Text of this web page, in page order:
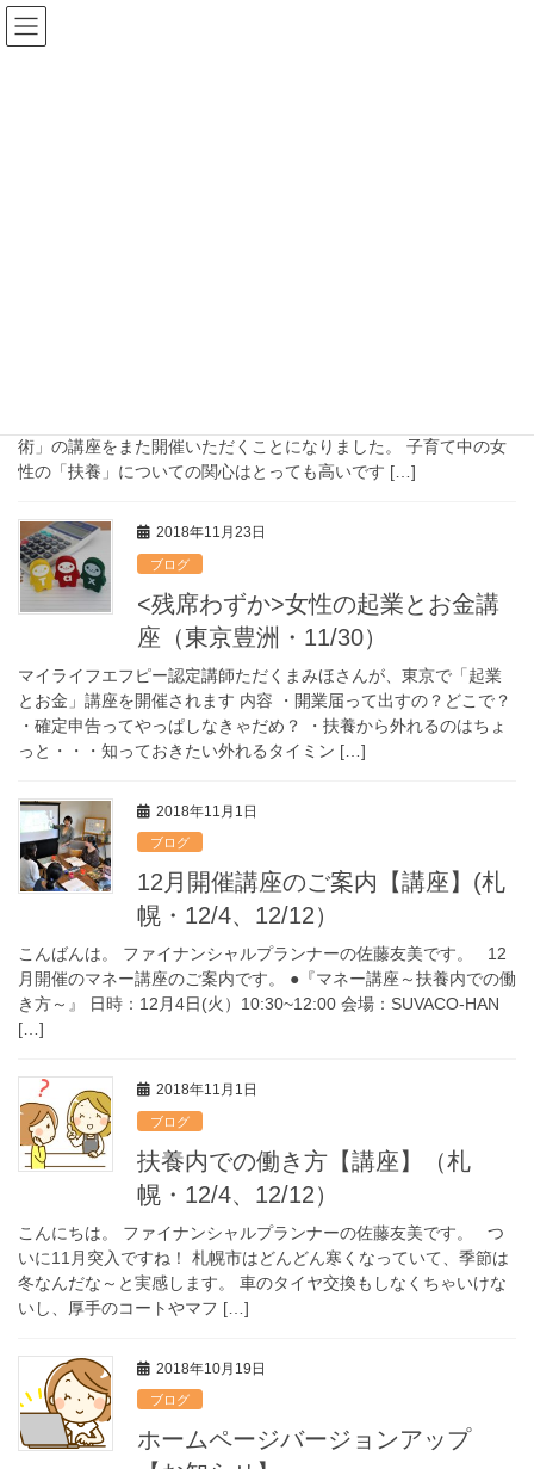
コ
ン
ナ
ビ
術」の講座をまた開催いただくことになりました。 子育て中の女
性の「扶養」についての関心はとっても高いです […]
2018年11月23日
ブログ
<残席わずか>女性の起業とお金講
座（東京豊洲・11/30）
マイライフエフピー認定講師ただくまみほさんが、東京で「起業
とお金」講座を開催されます 内容 ・開業届って出すの？どこで？
・確定申告ってやっぱしなきゃだめ？ ・扶養から外れるのはちょ
っと・・・知っておきたい外れるタイミン […]
2018年11月1日
ブログ
12月開催講座のご案内【講座】(札
幌・12/4、12/12）
こんばんは。 ファイナンシャルプランナーの佐藤友美です。 12
月開催のマネー講座のご案内です。 ●『マネー講座～扶養内での働
き方～』 日時：12月4日(火）10:30~12:00 会場：SUVACO-HAN
[…]
2018年11月1日
ブログ
扶養内での働き方【講座】（札
幌・12/4、12/12）
こんにちは。 ファイナンシャルプランナーの佐藤友美です。 つ
いに11月突入ですね！ 札幌市はどんどん寒くなっていて、季節は
冬なんだな～と実感します。 車のタイヤ交換もしなくちゃいけな
いし、厚手のコートやマフ […]
2018年10月19日
ブログ
ホームページバージョンアップ